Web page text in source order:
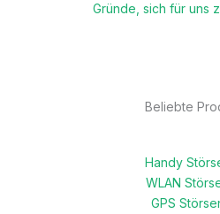
Gründe, sich für uns
Beliebte
Handy
WLAN
GPS